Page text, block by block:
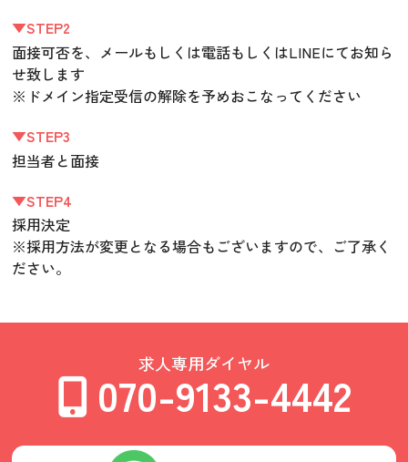
▼STEP2
面接可否を、メールもしくは電話もしくはLINEにてお知ら
せ致します
※ドメイン指定受信の解除を予めおこなってください
▼STEP3
担当者と面接
▼STEP4
採用決定
※採用方法が変更となる場合もございますので、ご了承く
ださい。
求人専用ダイヤル
070-9133-4442